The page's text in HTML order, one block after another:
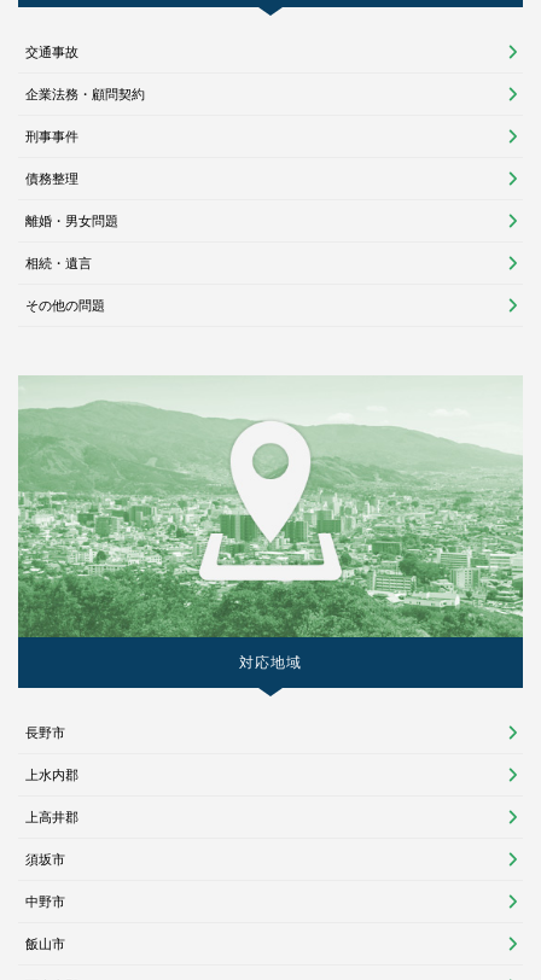
交通事故
企業法務・顧問契約
刑事事件
債務整理
離婚・男女問題
相続・遺言
その他の問題
対応地域
長野市
上水内郡
上高井郡
須坂市
中野市
飯山市